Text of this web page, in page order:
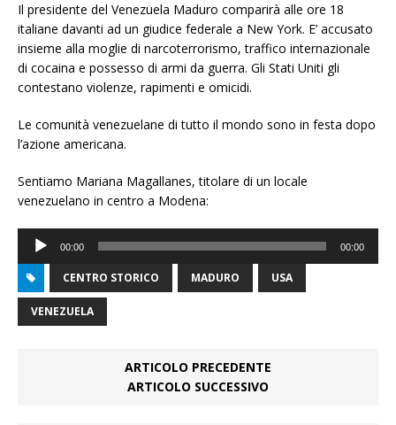
Il presidente del Venezuela Maduro comparirà alle ore 18
italiane davanti ad un giudice federale a New York. E’ accusato
insieme alla moglie di narcoterrorismo, traffico internazionale
di cocaina e possesso di armi da guerra. Gli Stati Uniti gli
contestano violenze, rapimenti e omicidi.
Le comunità venezuelane di tutto il mondo sono in festa dopo
l’azione americana.
Sentiamo Mariana Magallanes, titolare di un locale
venezuelano in centro a Modena:
Audio
Player
00:00 00:00
CENTRO STORICO MADURO USA
VENEZUELA
ARTICOLO PRECEDENTE
ARTICOLO SUCCESSIVO